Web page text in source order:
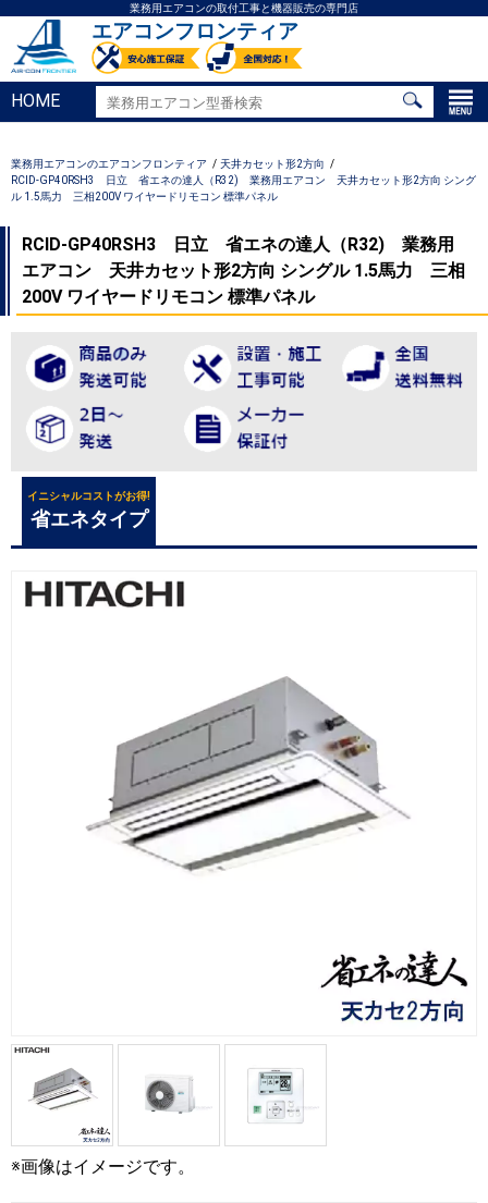
業務用エアコンの取付工事と機器販売の専門店
エアコンフロンティア
HOME
業務用エアコンのエアコンフロンティア
天井カセット形2方向
RCID-GP40RSH3 日立 省エネの達人（R32) 業務用エアコン 天井カセット形2方向 シング
ル 1.5馬力 三相200V ワイヤードリモコン 標準パネル
RCID-GP40RSH3 日立 省エネの達人（R32) 業務用
エアコン 天井カセット形2方向 シングル 1.5馬力 三相
200V ワイヤードリモコン 標準パネル
イニシャルコストがお得!
省エネタイプ
※画像はイメージです。